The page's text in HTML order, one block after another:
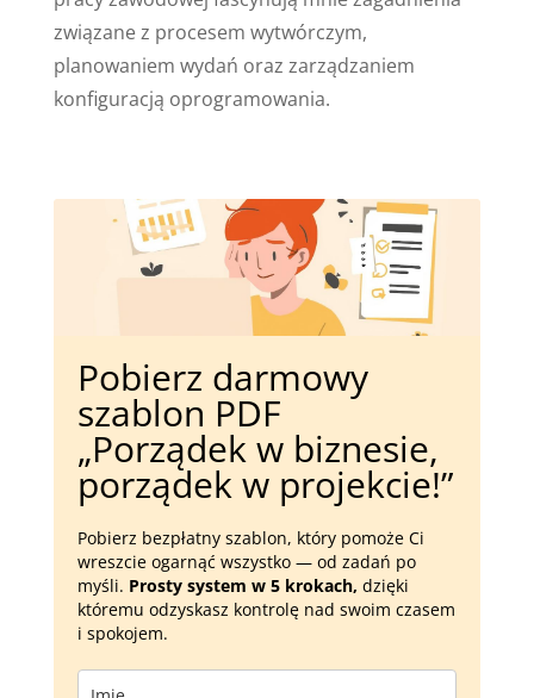
związane z procesem wytwórczym,
planowaniem wydań oraz zarządzaniem
konfiguracją oprogramowania.
Pobierz darmowy
szablon PDF
„Porządek w biznesie,
porządek w projekcie!”
Pobierz bezpłatny szablon, który pomoże Ci
wreszcie ogarnąć wszystko — od zadań po
myśli. Prosty system w 5 krokach, dzięki
któremu odzyskasz kontrolę nad swoim czasem
i spokojem.